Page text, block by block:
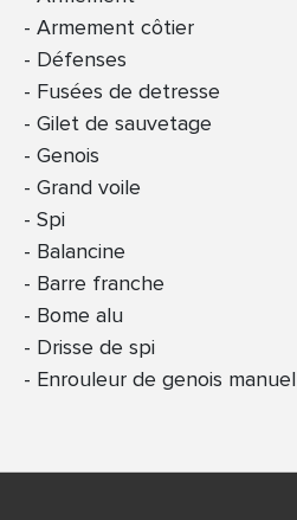
Armement côtier
Défenses
Fusées de detresse
Gilet de sauvetage
Genois
Grand voile
Spi
Balancine
Barre franche
Bome alu
Drisse de spi
Enrouleur de genois manuel